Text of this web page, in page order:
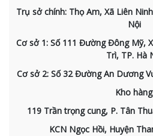
Trụ sở chính: Thọ Am, Xã Liên
Nội
Cơ sở 1: Số 111 Đường Đông Mỹ,
Trì, TP. Hà
Cơ sở 2: Số 32 Đường An Dương
Kho
119 Trần trọng cung, P. Tân
KCN Ngọc Hồi, Huyện